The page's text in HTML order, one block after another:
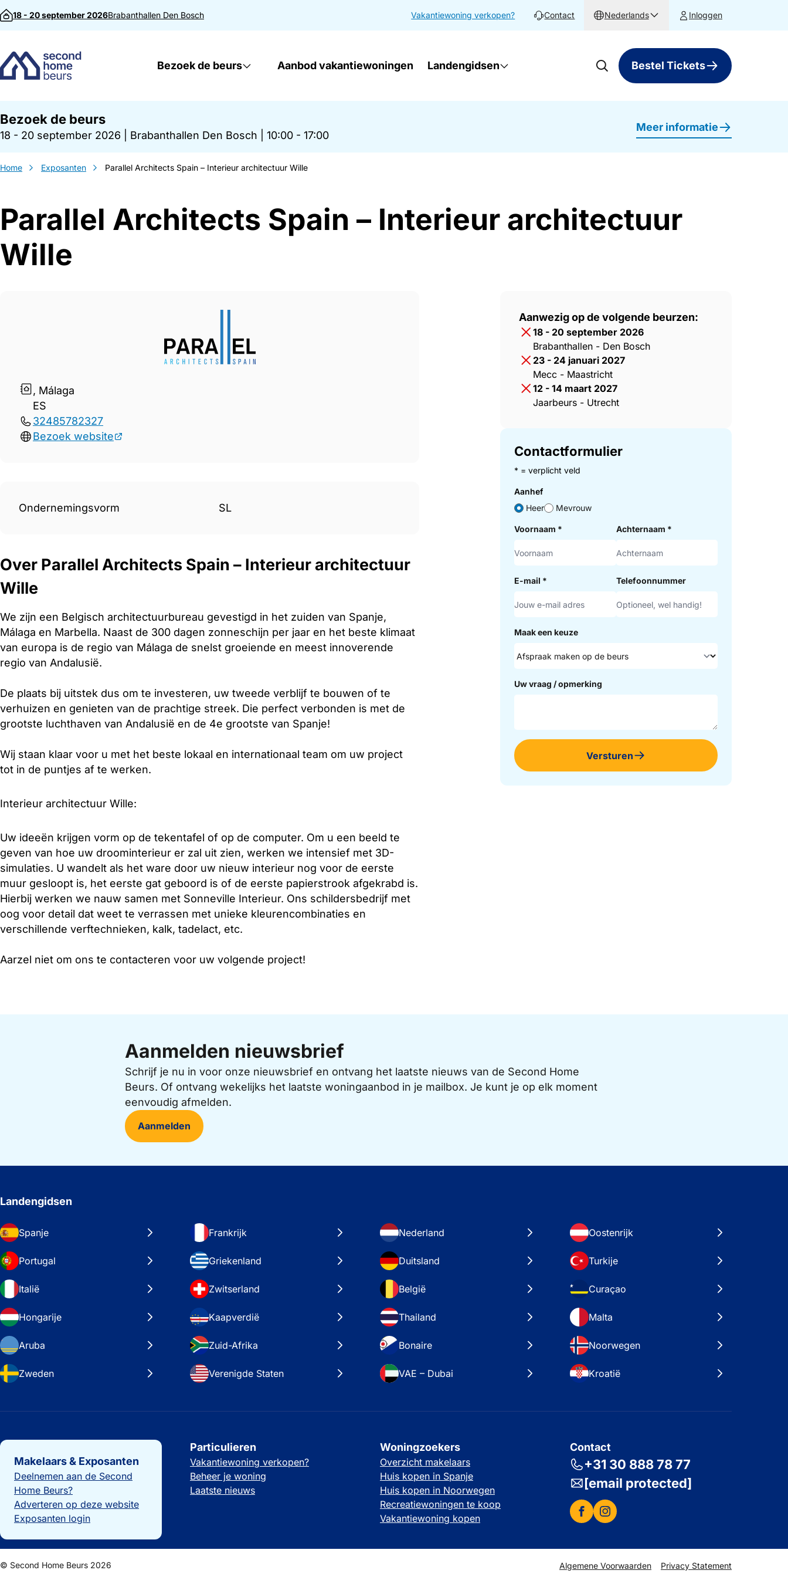
Direct naar inhoud
18 - 20 september 2026Brabanthallen Den Bosch Vakantiewoning verkopen? Contact Nederlands Inloggen
Bezoek de beurs Aanbod vakantiewoningen Landengidsen Bestel Tickets
Bezoek de beurs
18 - 20 september 2026 Brabanthallen Den Bosch 10:00 - 17:00
Meer informatie
Home Exposanten Parallel Architects Spain – Interieur architectuur Wille
Parallel Architects Spain – Interieur architectuur
Wille
, Málaga
ES
32485782327
Bezoek website
Gegevens Parallel Architects Spain &#8211; Interieur architectuur Wille
Ondernemingsvorm SL
Over Parallel Architects Spain – Interieur architectuur
Wille
We zijn een Belgisch architectuurbureau gevestigd in het zuiden van Spanje,
Málaga en Marbella. Naast de 300 dagen zonneschijn per jaar en het beste klimaat
van europa is de regio van Málaga de snelst groeiende en meest innoverende
regio van Andalusië.
De plaats bij uitstek dus om te investeren, uw tweede verblijf te bouwen of te
verhuizen en genieten van de prachtige streek. Die perfect verbonden is met de
grootste luchthaven van Andalusië en de 4e grootste van Spanje!
Wij staan klaar voor u met het beste lokaal en internationaal team om uw project
tot in de puntjes af te werken.
Interieur architectuur Wille:
Uw ideeën krijgen vorm op de tekentafel of op de computer. Om u een beeld te
geven van hoe uw droominterieur er zal uit zien, werken we intensief met 3D-
simulaties. U wandelt als het ware door uw nieuw interieur nog voor de eerste
muur gesloopt is, het eerste gat geboord is of de eerste papierstrook afgekrabd is.
Hierbij werken we nauw samen met Sonneville Interieur. Ons schildersbedrijf met
oog voor detail dat weet te verrassen met unieke kleurencombinaties en
verschillende verftechnieken, kalk, tadelact, etc.
Aarzel niet om ons te contacteren voor uw volgende project!
Aanwezig op de volgende beurzen:
18 - 20 september 2026
Brabanthallen - Den Bosch
23 - 24 januari 2027
Mecc - Maastricht
12 - 14 maart 2027
Jaarbeurs - Utrecht
Contactformulier
* = verplicht veld
Aanhef
Heer
Mevrouw
Voornaam * Achternaam *
E-mail * Telefoonnummer
Maak een keuze
Uw vraag / opmerking
Versturen
Aanmelden nieuwsbrief
Schrijf je nu in voor onze nieuwsbrief en ontvang het laatste nieuws van de Second Home
Beurs. Of ontvang wekelijks het laatste woningaanbod in je mailbox. Je kunt je op elk moment
eenvoudig afmelden.
Aanmelden
Landengidsen
Spanje Frankrijk Nederland Oostenrijk
Portugal Griekenland Duitsland Turkije
Italië Zwitserland België Curaçao
Hongarije Kaapverdië Thailand Malta
Aruba Zuid-Afrika Bonaire Noorwegen
Zweden Verenigde Staten VAE – Dubai Kroatië
Belangrijke links
Makelaars & Exposanten
Deelnemen aan de Second
Home Beurs?
Adverteren op deze website
Exposanten login
Particulieren
Vakantiewoning verkopen?
Beheer je woning
Laatste nieuws
Woningzoekers
Overzicht makelaars
Huis kopen in Spanje
Huis kopen in Noorwegen
Recreatiewoningen te koop
Vakantiewoning kopen
Contact
+31 30 888 78 77
[email protected]
© Second Home Beurs 2026 Algemene Voorwaarden Privacy Statement